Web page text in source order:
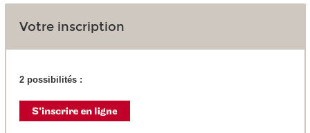
Votre inscription
2 possibilités :